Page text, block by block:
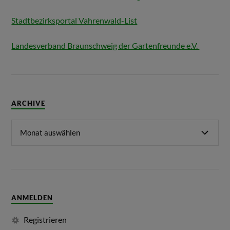
Stadtbezirksportal Vahrenwald-List
Landesverband Braunschweig der Gartenfreunde e.V.
ARCHIVE
ANMELDEN
Registrieren